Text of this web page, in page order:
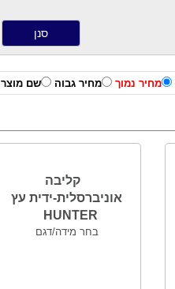
מחיר נמוך מחיר גבוה שם מוצר
קליבה
אוניברסלית-ידית עץ
HUNTER
בחר מידה/דגם